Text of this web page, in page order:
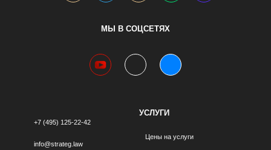
МЫ В СОЦСЕТЯХ
youtube telegramvk
+7 (495) 125-22-42
info@strateg.law
УСЛУГИ
Цены на услуги